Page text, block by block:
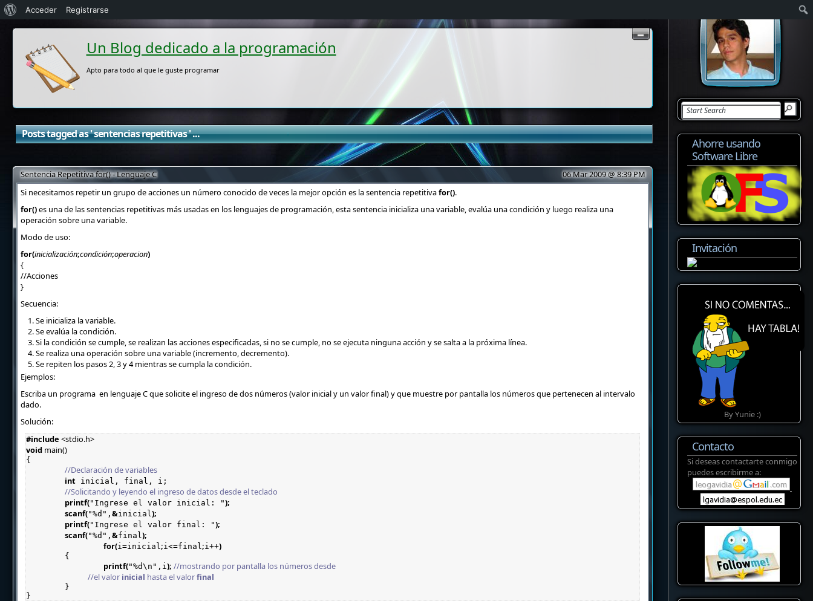
Un Blog dedicado a la programación
Apto para todo al que le guste programar
Posts tagged as ' sentencias repetitivas ' ...
Sentencia Repetitiva for() - Lenguaje C
06 Mar 2009 @ 8:39 PM
Si necesitamos repetir un grupo de acciones un número conocido de veces la mejor opción es la sentencia repetitivafor().
for()es una de las sentencias repetitivas más usadas en los lenguajes de programación, esta sentencia inicializa una variable, evalúa una condición y luego realiza una
operación sobre una variable.
Modo de uso:
for(inicialización;condición;operacion)
{
//Acciones
}
Secuencia:
Se inicializa la variable.
Se evalúa la condición.
Si la condición se cumple, se realizan las acciones especificadas, si no se cumple, no se ejecuta ninguna acción y se salta a la próxima línea.
Se realiza una operación sobre una variable (incremento, decremento).
Se repiten los pasos 2, 3 y 4 mientras se cumpla la condición.
Ejemplos:
Escriba un programa en lenguaje C que solicite el ingreso de dos números (valor inicial y un valor final) y que muestre por pantalla los números que pertenecen al intervalo
dado.
Solución:
#include <stdio.h>
void main()
{
//Declaración de variables
int inicial, final, i;
//Solicitando y leyendo el ingreso de datos desde el teclado
printf("Ingrese el valor inicial: ");
scanf("%d", &inicial);
printf("Ingrese el valor final: ");
scanf("%d", &final);
for(i=inicial;i<=final;i++ )
	{
printf("%d\n",i); //mostrando por pantalla los números desde
				  //el valor
inicial hasta el valor final
}
}
Ahorre usando
Software Libre
Invitación
By Yunie :)
Contacto
Si deseas contactarte conmigo
puedes escribirme a:
Acerca
de
WordPress
Acceder Registrarse